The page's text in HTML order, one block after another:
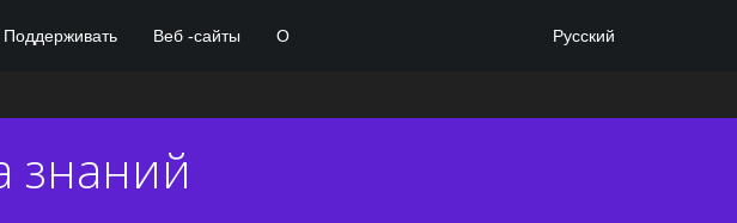
Поддерживать Веб -сайты О Русский
знаний